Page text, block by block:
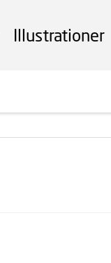
Illustrationer